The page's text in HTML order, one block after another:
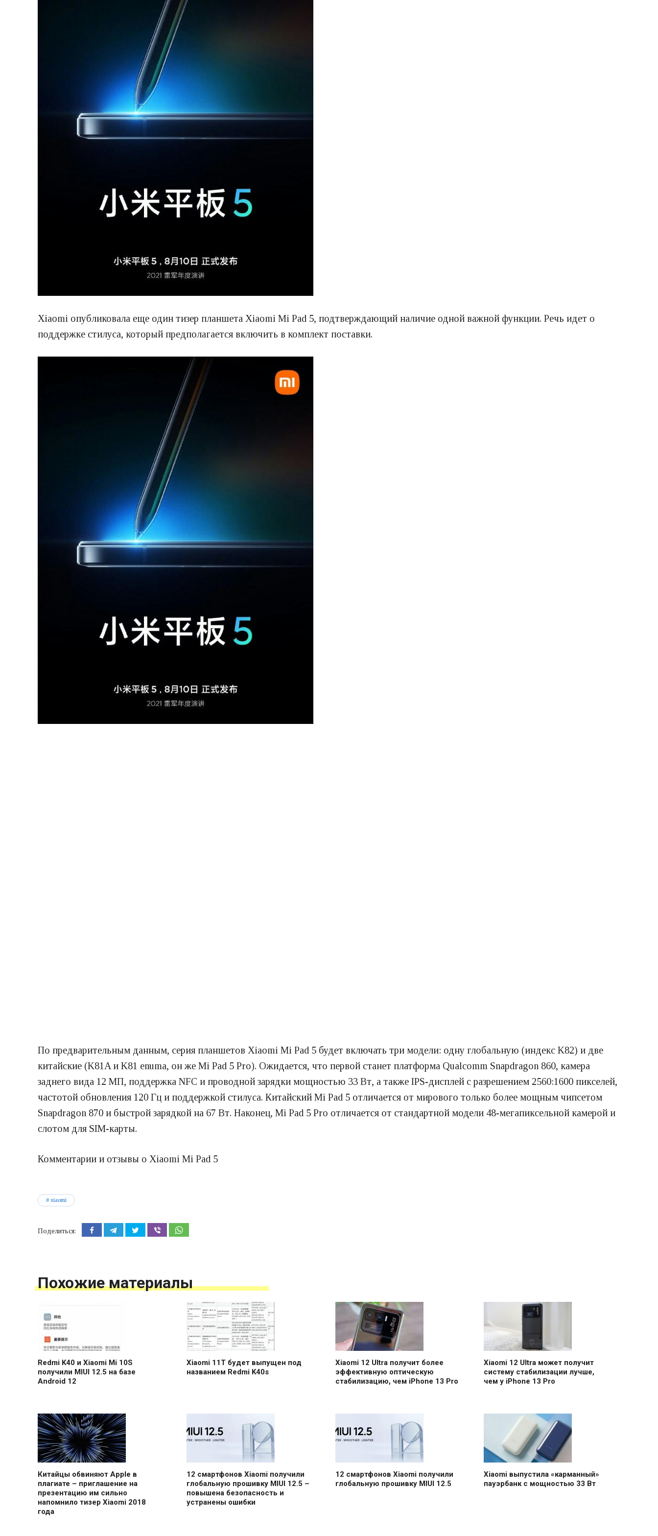
Xiaomi опубликовала еще один тизер планшета Xiaomi Mi Pad 5, подтверждающий наличие одной важной функции. Речь идет о
поддержке стилуса, который предполагается включить в комплект поставки.
По предварительным данным, серия планшетов Xiaomi Mi Pad 5 будет включать три модели: одну глобальную (индекс K82) и две
китайские (K81A и K81 enuma, он же Mi Pad 5 Pro). Ожидается, что первой станет платформа Qualcomm Snapdragon 860, камера
заднего вида 12 МП, поддержка NFC и проводной зарядки мощностью 33 Вт, а также IPS-дисплей с разрешением 2560:1600 пикселей,
частотой обновления 120 Гц и поддержкой стилуса. Китайский Mi Pad 5 отличается от мирового только более мощным чипсетом
Snapdragon 870 и быстрой зарядкой на 67 Вт. Наконец, Mi Pad 5 Pro отличается от стандартной модели 48-мегапиксельной камерой и
слотом для SIM-карты.
Комментарии и отзывы о Xiaomi Mi Pad 5
xiaomi
Поделиться:
Похожие материалы
Redmi K40 и Xiaomi Mi 10S
получили MIUI 12.5 на базе
Android 12
Xiaomi 11T будет выпущен под
названием Redmi K40s
Xiaomi 12 Ultra получит более
эффективную оптическую
стабилизацию, чем iPhone 13 Pro
Xiaomi 12 Ultra может получит
систему стабилизации лучше,
чем у iPhone 13 Pro
Китайцы обвиняют Apple в
плагиате – приглашение на
презентацию им сильно
напомнило тизер Xiaomi 2018
года
12 смартфонов Xiaomi получили
глобальную прошивку MIUI 12.5 –
повышена безопасность и
устранены ошибки
12 смартфонов Xiaomi получили
глобальную прошивку MIUI 12.5
Xiaomi выпустила «карманный»
пауэрбанк с мощностью 33 Вт